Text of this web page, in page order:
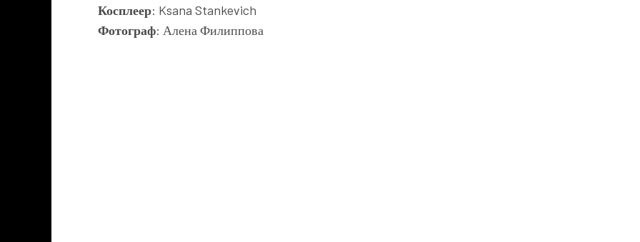
Косплеер: Ksana Stankevich
Фотограф: Алена Филиппова